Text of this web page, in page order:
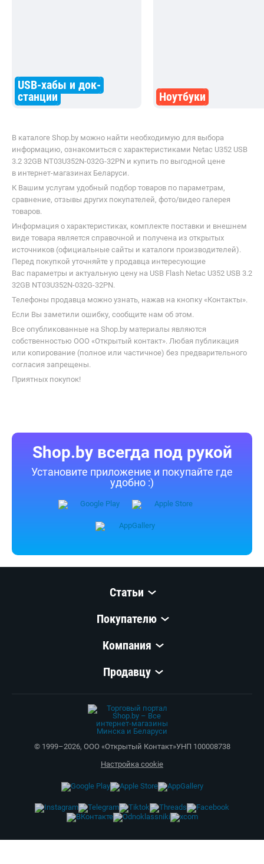
USB-хабы и док-
станции
Ноутбуки
В каталоге Shop.by можно найти необходимую для выбора
информацию, ознакомиться с характеристиками Netac U352 USB
3.2 32GB NT03U352N-032G-32PN и купить по выгодной цене
в интернет-магазинах Беларуси.
К Вашим услугам удобный подбор товаров по параметрам,
сравнение, отзывы других покупателей, фото/видео галерея
товаров.
Информация о характеристиках, комплекте поставки и внешнем
виде товара является справочной и получена из открытых
источников (официальные сайты и каталоги производителей).
Перед покупкой уточняйте у продавца интересующие
Вас параметры и актуальную цену на USB Flash Netac U352 USB 3.2
32GB NT03U352N-032G-32PN.
Телефоны продавца можно узнать, нажав на кнопку «Контакты».
Если Вы заметили ошибку, сообщите нам об этом.
Все опубликованные на Shop.by материалы являются
собственностью ООО «Открытый контакт». Любая публикация
или копирование (полное или частичное) без предварительного
согласия запрещены.
Приятных покупок!
Shop.by всегда под рукой
Установите приложение и покупайте где
удобно :)
Статьи
Покупателю
Компания
Продавцу
© 1999–2026, ООО «Открытый Контакт»УНП 100008738
Настройка cookie